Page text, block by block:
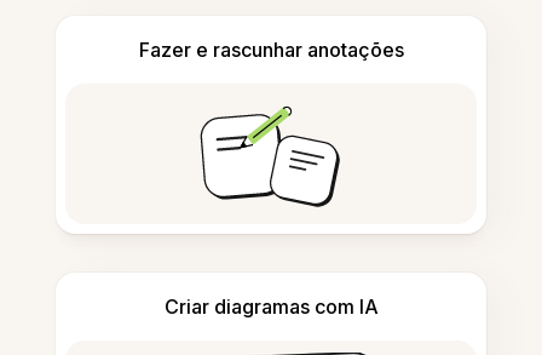
Fazer e rascunhar anotações
Criar diagramas com IA